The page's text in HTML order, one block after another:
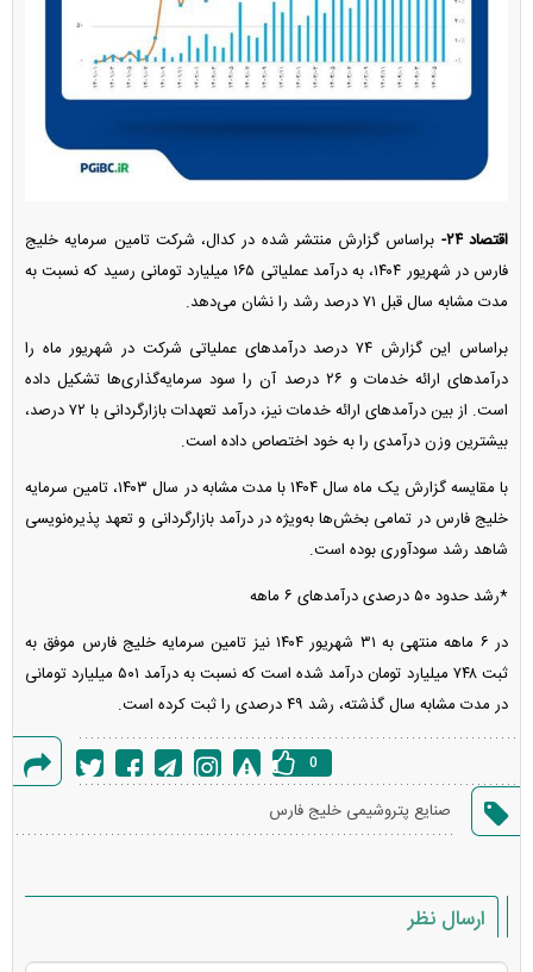
اقتصاد ۲۴-
براساس گزارش منتشر شده در کدال، شرکت تامین سرمایه خلیج
فارس در شهریور ۱۴۰۴، به درآمد عملیاتی ۱۶۵ میلیارد تومانی رسید که نسبت به
مدت مشابه سال قبل ۷۱ درصد رشد را نشان می‌دهد.
براساس این گزارش ۷۴ درصد درآمد‌های عملیاتی شرکت در شهریور ماه را
درآمد‌های ارائه خدمات و ۲۶ درصد آن را سود سرمایه‌گذاری‌ها تشکیل داده
است. از بین درآمد‌های ارائه خدمات نیز، درآمد تعهدات بازارگردانی با ۷۲ درصد،
بیشترین وزن درآمدی را به خود اختصاص داده است.
با مقایسه گزارش یک ماه سال ۱۴۰۴ با مدت مشابه در سال ۱۴۰۳، تامین سرمایه
خلیج فارس در تمامی بخش‌ها به‌ویژه در درآمد بازارگردانی و تعهد پذیره‌نویسی
شاهد رشد سودآوری بوده است.
*رشد حدود ۵۰ درصدی درآمد‌های ۶ ماهه
در ۶ ماهه منتهی به ۳۱ شهریور ۱۴۰۴ نیز تامین سرمایه خلیج فارس موفق به
ثبت ۷۴۸ میلیارد تومان درآمد شده است که نسبت به درآمد ۵۰۱ میلیارد تومانی
در مدت مشابه سال گذشته، رشد ۴۹ درصدی را ثبت کرده است.
خطا
0
صنایع پتروشیمی خلیج فارس
ارسال نظر